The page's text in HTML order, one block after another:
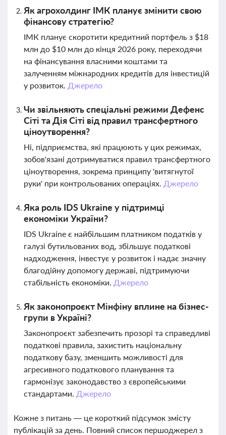
Як агрохолдинг ІМК планує змінити свою
фінансову стратегію?
ІМК планує скоротити кредитний портфель з $18
млн до $10 млн до кінця 2026 року, переходячи
на фінансування власними коштами та
залученням міжнародних кредитів для інвестицій
у розвиток. Джерело
Чи звільняють спеціальні режими Дефенс
Сіті та Дія Сіті від правил трансфертного
ціноутворення?
Ні, підприємства, які працюють у цих режимах,
зобов'язані дотримуватися правил трансфертного
ціноутворення, зокрема принципу 'витягнутої
руки' при контрольованих операціях. Джерело
Яка роль IDS Ukraine у підтримці
економіки України?
IDS Ukraine є найбільшим платником податків у
галузі бутильованих вод, збільшує податкові
надходження, інвестує у розвиток і надає значну
благодійну допомогу державі, підтримуючи
стабільність економіки. Джерело
Як законопроєкт Мінфіну вплине на бізнес-
групи в Україні?
Законопроєкт забезпечить прозорі та справедливі
податкові правила, захистить національну
податкову базу, зменшить можливості для
агресивного податкового планування та
гармонізує законодавство з європейськими
стандартами. Джерело
Кожне з питань — це короткий підсумок змісту
публікацій за день. Повний список першоджерел з